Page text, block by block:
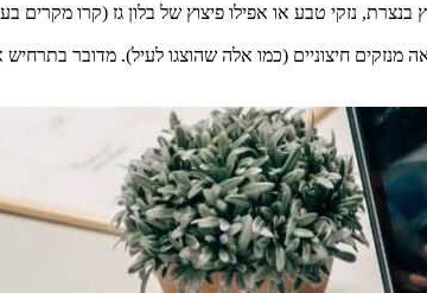
נזקי טבע או אפילו פיצוץ של בלון גז (קרו מקרים
מנזקים חיצוניים (כמו אלה שהוצגו לעיל). מדובר